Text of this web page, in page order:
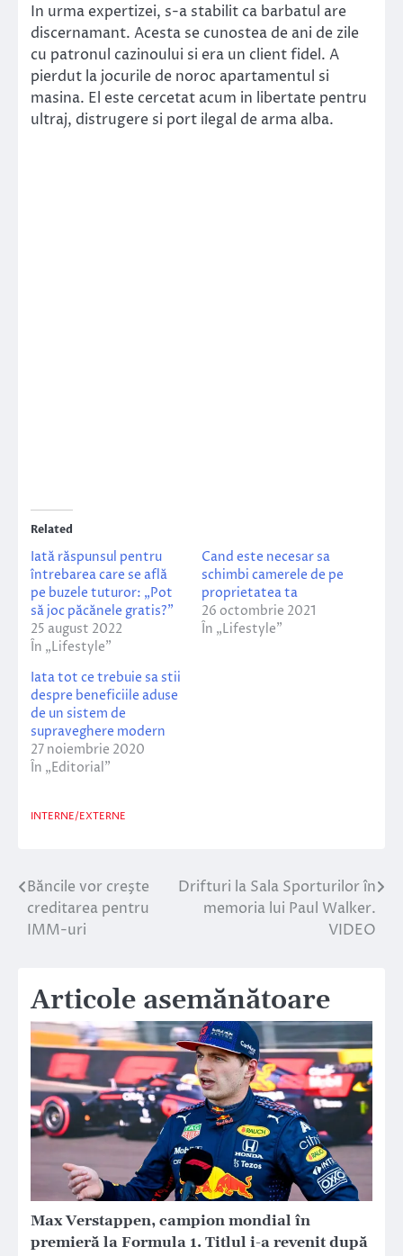
In urma expertizei, s-a stabilit ca barbatul are
discernamant. Acesta se cunostea de ani de zile
cu patronul cazinoului si era un client fidel. A
pierdut la jocurile de noroc apartamentul si
masina. El este cercetat acum in libertate pentru
ultraj, distrugere si port ilegal de arma alba.
Related
Iată răspunsul pentru
întrebarea care se află
pe buzele tuturor: „Pot
să joc păcănele gratis?”
25 august 2022
În „Lifestyle”
Cand este necesar sa
schimbi camerele de pe
proprietatea ta
26 octombrie 2021
În „Lifestyle”
Iata tot ce trebuie sa stii
despre beneficiile aduse
de un sistem de
supraveghere modern
27 noiembrie 2020
În „Editorial”
INTERNE/EXTERNE
Navigare
în
Băncile vor creşte
creditarea pentru
IMM-uri
Drifturi la Sala Sporturilor în
memoria lui Paul Walker.
VIDEO
Articole asemănătoare
Max Verstappen, campion mondial în
premieră la Formula 1. Titlul i-a revenit după